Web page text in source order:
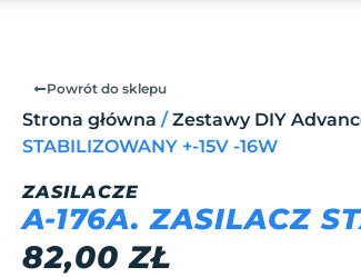
Powrót do sklepu
Strona główna /Zestawy DIY
STABILIZOWANY +-15V -16W
ZASILACZE
A-176A. ZASILACZ
82,00ZŁ